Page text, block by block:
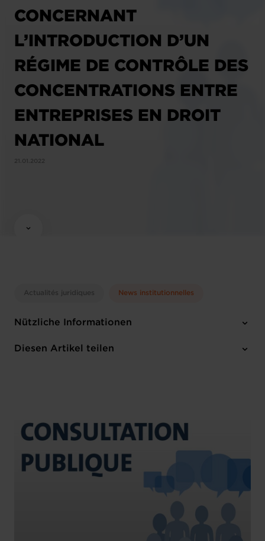
CONCERNANT
L’INTRODUCTION D’UN
RÉGIME DE CONTRÔLE DES
CONCENTRATIONS ENTRE
ENTREPRISES EN DROIT
NATIONAL
21.01.2022
Actualités juridiques News institutionnelles
Nützliche Informationen
Diesen Artikel teilen